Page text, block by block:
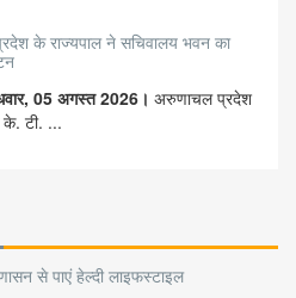
के राज्यपाल ने सचिवालय भवन का
05 अगस्त 2026। अरुणाचल प्रदेश
के. टी. ...
से पाएं हेल्दी लाइफस्टाइल